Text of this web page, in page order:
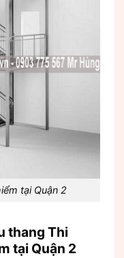
tại Quận 2
thang Thi
tại Quận 2